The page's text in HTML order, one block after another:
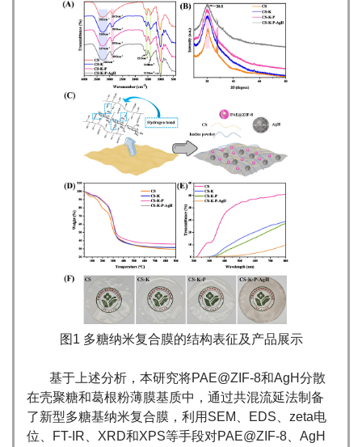
图1 多糖纳米复合膜的结构表征及产品展示
基于上述分析，本研究将PAE@ZIF-8和AgH分散
在壳聚糖和葛根粉薄膜基质中，通过共混流延法制备
了新型多糖基纳米复合膜，利用SEM、EDS、zeta电
位、FT-IR、XRD和XPS等手段对PAE@ZIF-8、AgH